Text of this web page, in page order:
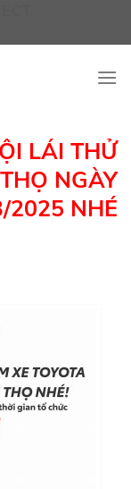
LÁI THỬ
NGÀY
2025 NHÉ